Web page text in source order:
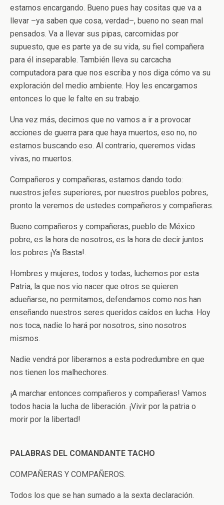
estamos encargando. Bueno pues hay cositas que va a
llevar –ya saben que cosa, verdad–, bueno no sean mal
pensados. Va a llevar sus pipas, carcomidas por
supuesto, que es parte ya de su vida, su fiel compañera
para él inseparable. También lleva su carcacha
computadora para que nos escriba y nos diga cómo va su
exploración del medio ambiente. Hoy les encargamos
entonces lo que le falte en su trabajo.
Una vez más, decimos que no vamos a ir a provocar
acciones de guerra para que haya muertos, eso no, no
estamos buscando eso. Al contrario, queremos vidas
vivas, no muertos.
Compañeros y compañeras, estamos dando todo:
nuestros jefes superiores, por nuestros pueblos pobres,
pronto la veremos de ustedes compañeros y compañeras.
Bueno compañeros y compañeras, pueblo de México
pobre, es la hora de nosotros, es la hora de decir juntos
los pobres ¡Ya Basta!.
Hombres y mujeres, todos y todas, luchemos por esta
Patria, la que nos vio nacer que otros se quieren
adueñarse, no permitamos, defendamos como nos han
enseñando nuestros seres queridos caídos en lucha. Hoy
nos toca, nadie lo hará por nosotros, sino nosotros
mismos.
Nadie vendrá por liberarnos a esta podredumbre en que
nos tienen los malhechores.
¡A marchar entonces compañeros y compañeras! Vamos
todos hacia la lucha de liberación. ¡Vivir por la patria o
morir por la libertad!
PALABRAS DEL COMANDANTE TACHO
COMPAÑERAS Y COMPAÑEROS.
Todos los que se han sumado a la sexta declaración.